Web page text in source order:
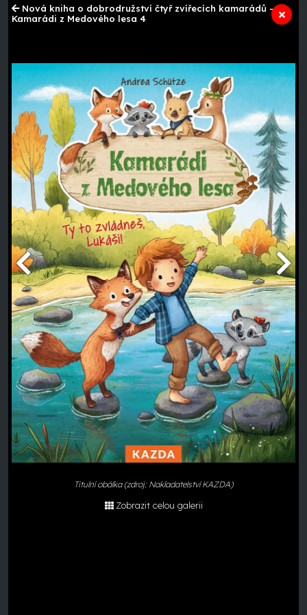
Nová kniha o dobrodružství čtyř zvířecích kamarádů -
Kamarádi z Medového lesa 4
Titulní obálka (zdroj: Nakladatelství KAZDA)
Zobrazit celou galerii